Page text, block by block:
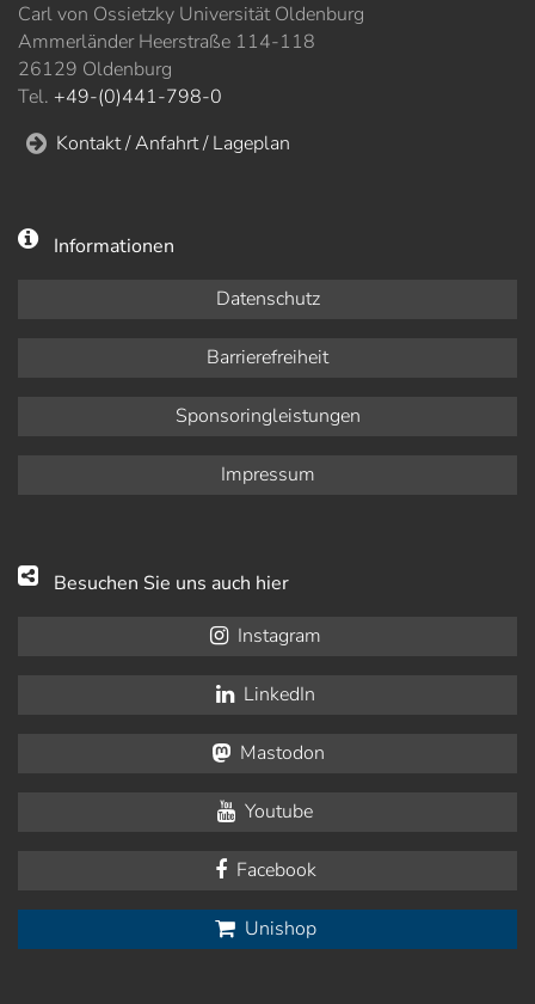
Carl von Ossietzky Universität Oldenburg
Ammerländer Heerstraße 114-118
26129 Oldenburg
Tel. +49-(0)441-798-0
Kontakt / Anfahrt / Lageplan
Informationen
Datenschutz
Barrierefreiheit
Sponsoringleistungen
Impressum
Besuchen Sie uns auch hier
Instagram
LinkedIn
Mastodon
Youtube
Facebook
Unishop